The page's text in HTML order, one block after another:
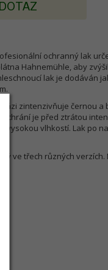
ochranný lak
Hahnemühle, aby
lak je dodáván
bázi zintenzivňuje černou
a chrání je před ztrátou
vysokou vlhkostí. Lak po
ve třech různých